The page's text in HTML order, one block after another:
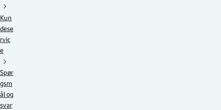
Kun
dese
rvic
e
Spør
gsm
ål og
svar